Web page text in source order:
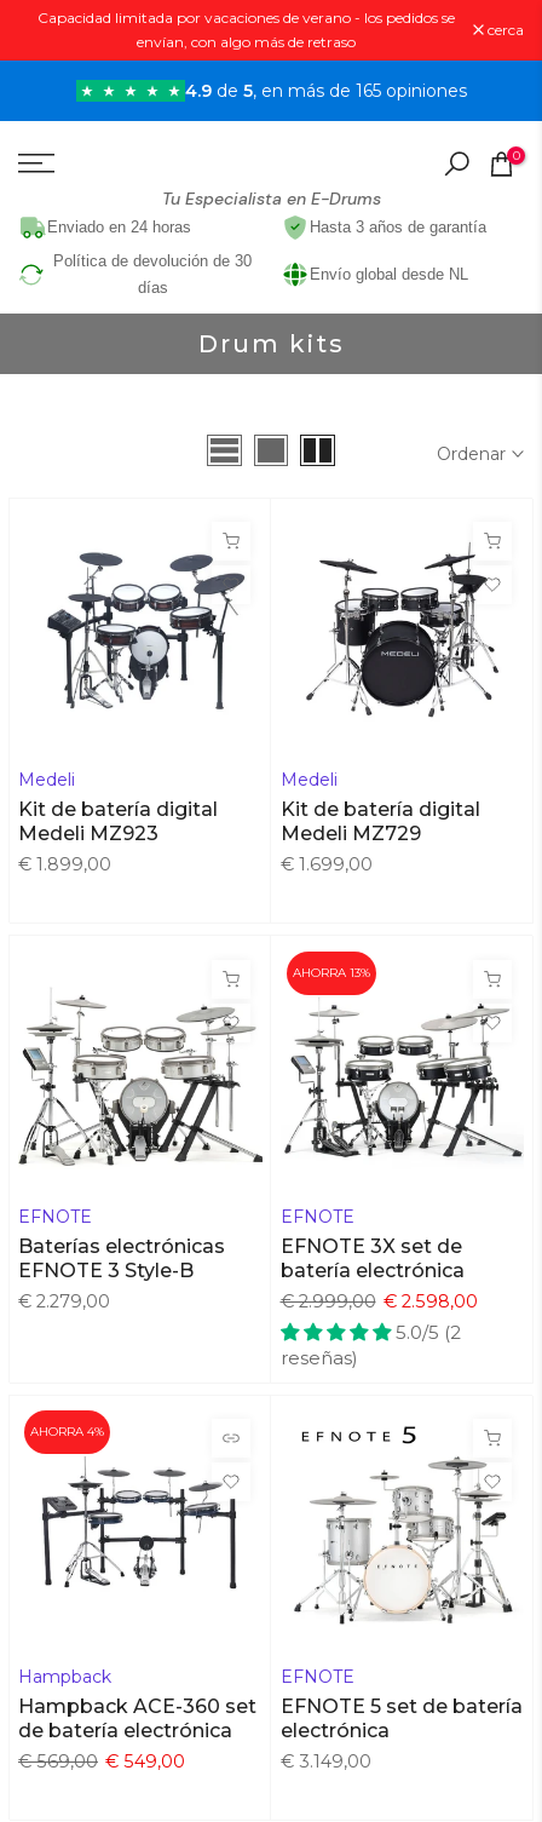
Saltar
al
contenido
Capacidad limitada por vacaciones de verano - los pedidos se
envían, con algo más de retraso
cerca
4.9de 5, en más de 165 opiniones
Tu Especialista en E-Drums
0
Enviado en 24 horas
Hasta 3 años de garantía
Política de devolución de 30
días
Envío global desde NL
Drum kits
Ordenar
Medeli
Kit de batería digital
Medeli MZ923
€ 1.899,00
Medeli
Kit de batería digital
Medeli MZ729
€ 1.699,00
EFNOTE
Baterías electrónicas
EFNOTE 3 Style-B
€ 2.279,00
AHORRA 13%
EFNOTE
EFNOTE 3X set de
batería electrónica
€ 2.999,00 € 2.598,00
5.0/5 (2
reseñas)
AHORRA 4%
Hampback
Hampback ACE-360 set
de batería electrónica
€ 569,00 € 549,00
EFNOTE
EFNOTE 5 set de batería
electrónica
€ 3.149,00